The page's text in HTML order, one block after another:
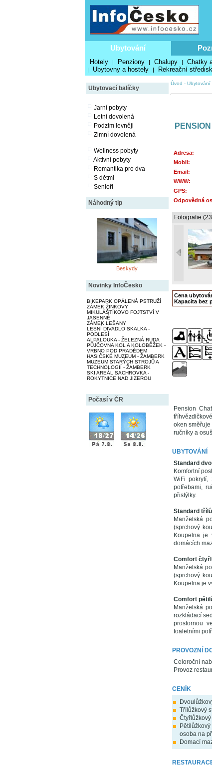
Ubytování
Hotely | Penziony | Chalupy | Chatky
| Ubytovny a hostely | Rekreační
Ubytovací balíčky
Jarní pobyty
Letní dovolená
Podzim levněji
Zimní dovolená
Wellness pobyty
Aktivní pobyty
Romantika pro dva
S dětmi
Senioři
Náhodný tip
Beskydy
Novinky InfoČesko
BIKEPARK OPÁLENÁ PSTRUŽÍ
ZÁMEK ŽINKOVY
MIKULÁŠTÍKOVO FOJTSTVÍ V
JASENNÉ
ZÁMEK LEŠANY
LESNÍ DIVADLO SKALKA -
PODLESÍ
ALPALOUKA - ŽELEZNÁ RUDA
PŮJČOVNA KOL A KOLOBĚŽEK -
VRBNO POD PRADĚDEM
HASIČSKÉ MUZEUM - ŽAMBERK
MUZEUM STARÝCH STROJŮ A
TECHNOLOGIÍ - ŽAMBERK
SKI AREÁL SACHROVKA -
ROKYTNICE NAD JIZEROU
Počasí v ČR
Úvod - Ubytování
Adresa:
Mobil:
Email:
WWW:
GPS:
Odpovědná
Fotografie
Cena
Kapacita bez
Pension
oken
ručníky a
UBYTOVÁNÍ
Standard
Komfortní
WiFi pokrytí,
potřebami,
přistýlky.
Standard
Manželská
(sprchový
Koupelna je
domácích
Comfort
Manželská
(sprchový
Koupelna je
Comfort
Manželská
rozkládací
prostornou
toaletními
PROVOZNÍ
Celoroční
Provoz
CENÍK
Třílůžkový
osoba na
Domací